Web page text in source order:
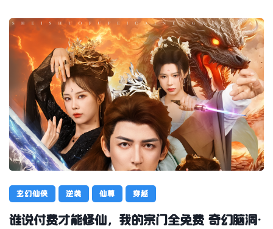
玄幻仙侠 逆袭 仙尊 穿越
谁说付费才能修仙，我的宗门全免费 奇幻脑洞·